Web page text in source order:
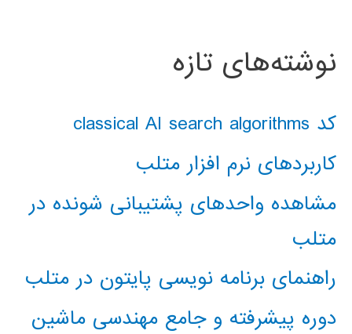
نوشته‌های تازه
کد classical AI search algorithms
کاربردهای نرم افزار متلب
مشاهده واحدهای پشتیبانی شونده در
متلب
راهنمای برنامه نویسی پایتون در متلب
دوره پیشرفته و جامع مهندسی ماشین